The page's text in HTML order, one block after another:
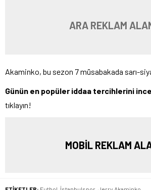
ARA REKLAM
Akaminko, bu sezon 7 müsabakada sarı-
Günün en popüler iddaa tercihlerini
tıklayın!
MOBİL REKLAM